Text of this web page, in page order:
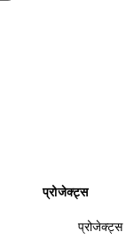
प्रोजेक्ट्स
प्रोजेक्ट्स